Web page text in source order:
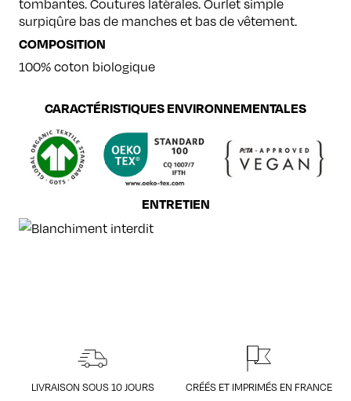
tombantes. Coutures latérales. Ourlet simple
surpiqûre bas de manches et bas de vêtement.
COMPOSITION
100% coton biologique
CARACTÉRISTIQUES ENVIRONNEMENTALES
ENTRETIEN
LIVRAISON SOUS 10 JOURS CRÉÉS ET IMPRIMÉS EN FRANCE